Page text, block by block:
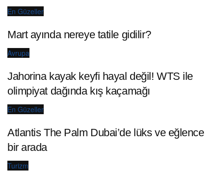
En Güzeller
Mart ayında nereye tatile gidilir?
Avrupa
Jahorina kayak keyfi hayal değil! WTS ile
olimpiyat dağında kış kaçamağı
En Güzeller
Atlantis The Palm Dubai’de lüks ve eğlence
bir arada
Turizm